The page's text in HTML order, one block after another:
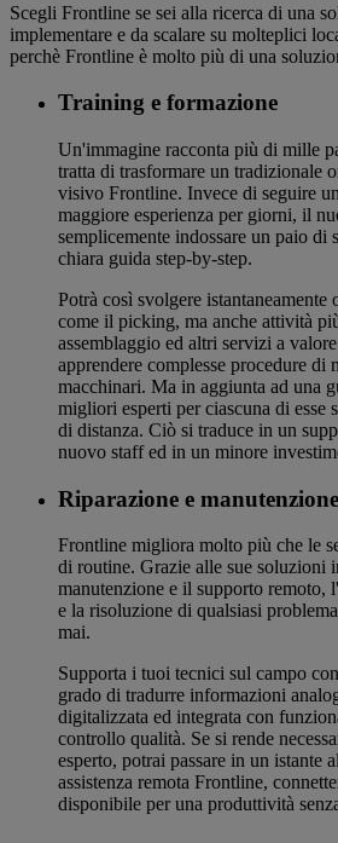
Scegli Frontline se sei alla ricerca di una
implementare e da scalare su molteplici
perchè Frontline è molto più di una
Training e formazione
Un'immagine racconta più di mille
tratta di trasformare un tradizionale
visivo Frontline. Invece di seguire
maggiore esperienza per giorni, il
semplicemente indossare un paio di
chiara guida step-by-step.
Potrà così svolgere
come il picking, ma anche attività
assemblaggio ed altri servizi a
apprendere complesse procedure di
macchinari. Ma in aggiunta ad una
migliori esperti per ciascuna di esse
di distanza. Ciò si traduce in un
nuovo staff ed in un minore
Riparazione e manutenzione
Frontline migliora molto più che le
di routine. Grazie alle sue soluzioni
manutenzione e il supporto remoto,
e la risoluzione di qualsiasi
mai.
Supporta i tuoi tecnici sul campo
grado di tradurre informazioni
digitalizzata ed integrata con
controllo qualità. Se si rende
esperto, potrai passare in un istante
assistenza remota Frontline,
disponibile per una produttività